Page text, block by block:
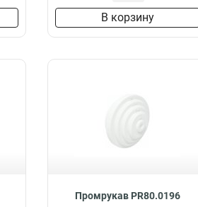
В корзину
Промрукав PR80.0196